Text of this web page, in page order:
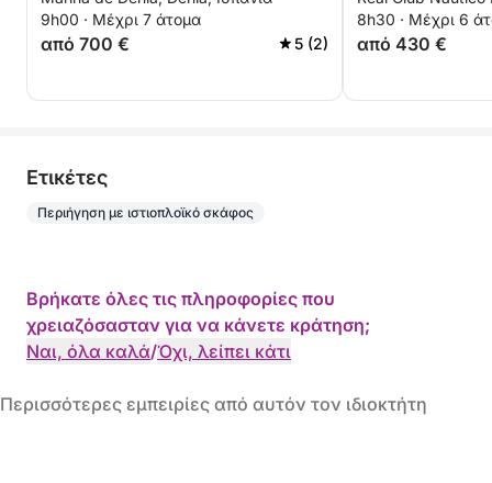
9h00 · Μέχρι 7 άτομα
από 700 € 5 (2)
8h30 · Μέχρι 6
από 430 €
Eτικέτες
Περιήγηση με ιστιοπλοϊκό σκάφος
Βρήκατε όλες τις πληροφορίες που
χρειαζόσασταν για να κάνετε κράτηση;
Ναι, όλα καλά/Όχι, λείπει κάτι
Περισσότερες εμπειρίες από αυτόν τον ιδιοκτήτη